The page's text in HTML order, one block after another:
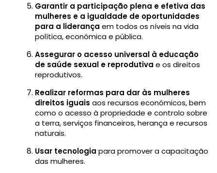
Garantir a participação plena e efetiva das
mulheres e a igualdade de oportunidades
para a liderança em todos os níveis na vida
política, económica e pública.
Assegurar o acesso universal à educação
de saúde sexual e reprodutiva e os direitos
reprodutivos.
Realizar reformas para dar às mulheres
direitos iguais aos recursos económicos, bem
como o acesso à propriedade e controlo sobre
a terra, serviços financeiros, herança e recursos
naturais.
Usar tecnologia para promover a capacitação
das mulheres.